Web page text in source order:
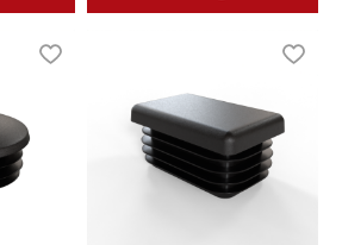
Lägg till i favoriter